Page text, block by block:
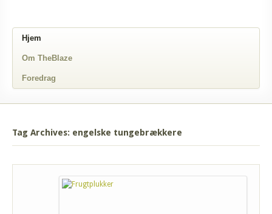
Hjem
Om TheBlaze
Foredrag
Tag Archives: engelske tungebrækkere